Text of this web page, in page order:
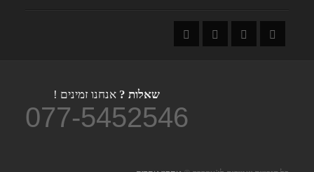
שאלות ? אנחנו זמינים !
077-5452546